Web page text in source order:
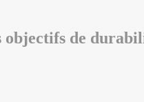
objectifs de